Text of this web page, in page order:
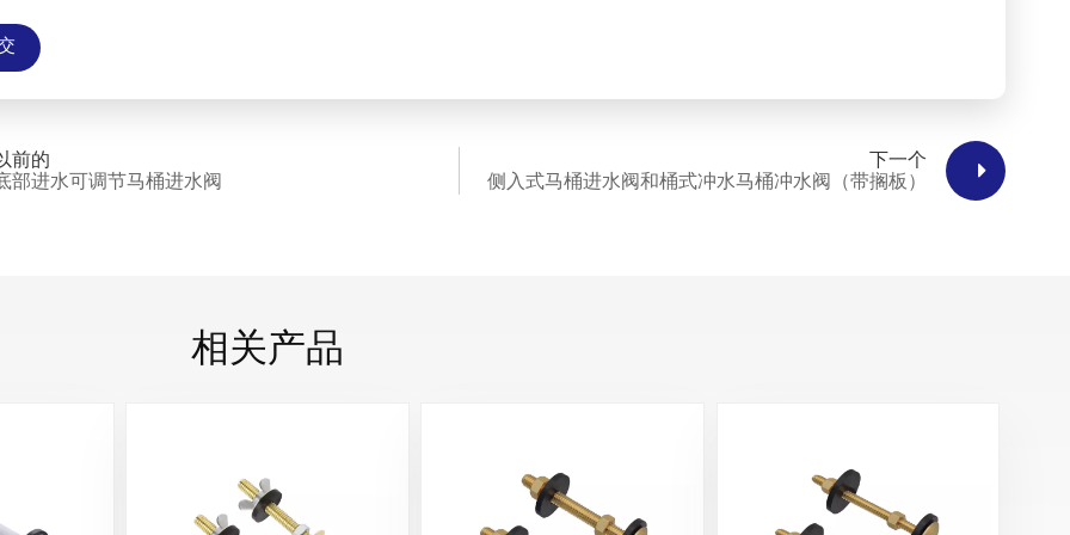
前的
部进水可调节马桶进水阀
下一个
侧入式马桶进水阀和桶式冲水马桶冲水阀（带搁板）
相关产品